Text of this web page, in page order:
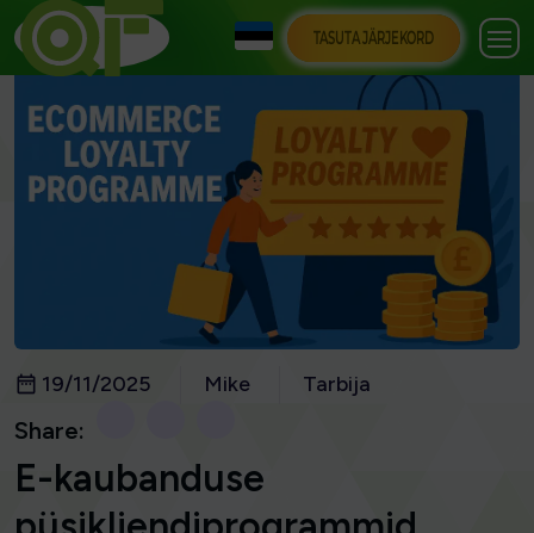
TASUTA JÄRJEKORD
19/11/2025 Mike Tarbija
Share:
E-kaubanduse